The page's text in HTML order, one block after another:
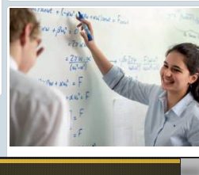
Публикации по педагогике